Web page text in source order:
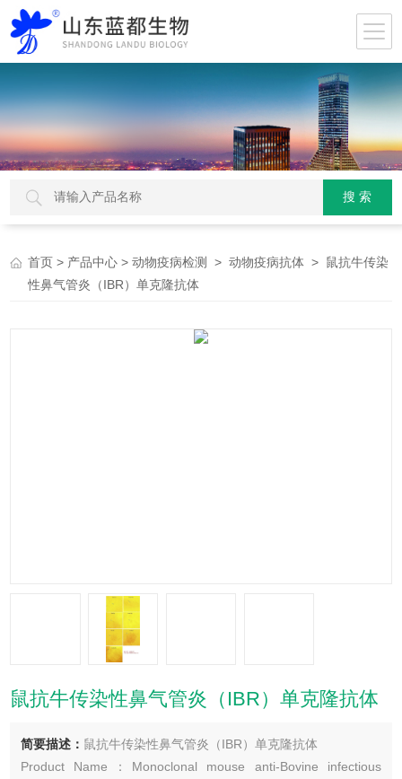
首页 > 产品中心 >动物疫病检测 >动物疫病抗体 > 鼠抗牛传染
性鼻气管炎（IBR）单克隆抗体
鼠抗牛传染性鼻气管炎（IBR）单克隆抗体
简要描述： 鼠抗牛传染性鼻气管炎（IBR）单克隆抗体
Product Name：Monoclonal mouse anti-Bovine infectious